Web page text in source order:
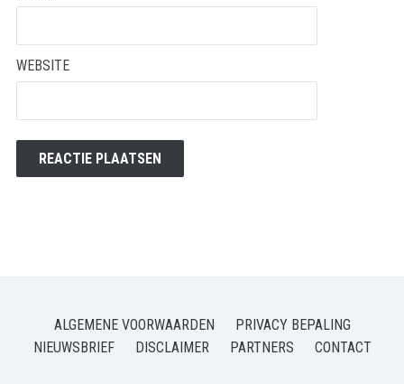
WEBSITE
ALGEMENE VOORWAARDEN
PRIVACY BEPALING
NIEUWSBRIEF
DISCLAIMER PARTNERS CONTACT